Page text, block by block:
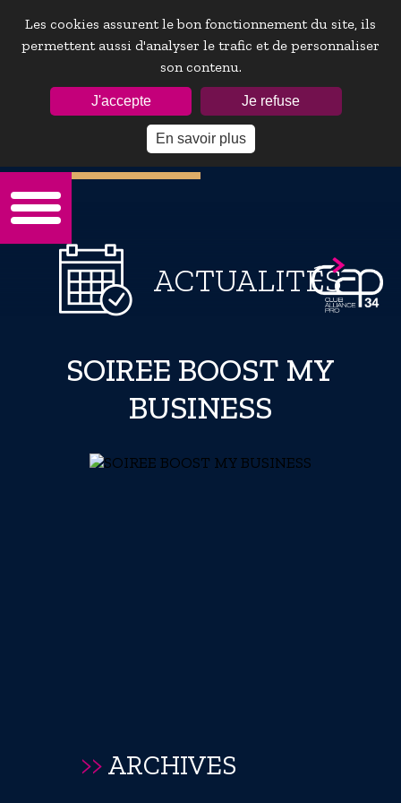
Les cookies assurent le bon fonctionnement du site, ils
permettent aussi d'analyser le trafic et de personnaliser
son contenu.
J'accepte Je refuse
En savoir plus
Mot de passe oublie ?
ACTUALITÉS
SOIREE BOOST MY
BUSINESS
>>ARCHIVES